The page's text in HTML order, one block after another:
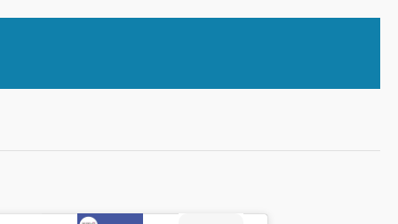
生成AI活用は「自社専用」の時代